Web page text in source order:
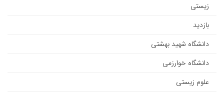
زیستی
بازدید
دانشگاه شهید بهشتی
دانشگاه خوارزمی
علوم زیستی